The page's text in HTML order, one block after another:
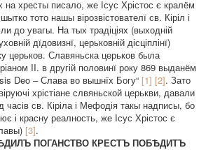
хресты писало, же Ісус Хрістос є кралём
тото нашы вірозвістователї св. Кіріл і
до увагы. На тых традіціях (выходній
дїдовизнї, церьковній дісціплінї)
церьков. Славяньска церьков была
II. в другій половинї року 869 выданём
Deo – Слава во вышнїх Богу“ [1] [2]. Зато
хрістіане слвяньской церькви, давали
часів св. Кіріла і Мефодія такы надписы, бо
і красну реалность, же Ісус Хрістос є
[3].
ПОГАНСТВО КРЕСТЪ ПОБѢДИТЪ